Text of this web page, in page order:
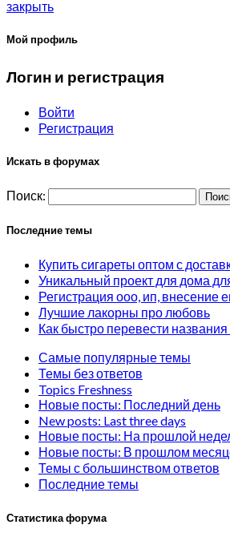
закрыть
Мой профиль
Логин и регистрация
Войти
Регистрация
Искать в форумах
Поиск:
Последние темы
Купить сигареты оптом с
Уникальный проект для дома
Регистрация ооо, ип, внесение
Лучшие лакорны про любовь
Как быстро перевести названия
Самые популярные темы
Темы без ответов
Topics Freshness
Новые посты: Последний день
New posts: Last three days
Новые посты: На прошлой
Новые посты: В прошлом
Темы с большинством ответов
Последние темы
Статистика форума